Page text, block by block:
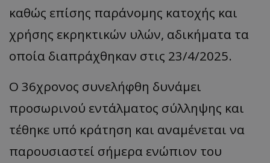
καθώς επίσης παράνομης κατοχής και
χρήσης εκρηκτικών υλών, αδικήματα τα
οποία διαπράχθηκαν στις 23/4/2025.
Ο 36χρονος συνελήφθη δυνάμει
προσωρινού εντάλματος σύλληψης και
τέθηκε υπό κράτηση και αναμένεται να
παρουσιαστεί σήμερα ενώπιον του